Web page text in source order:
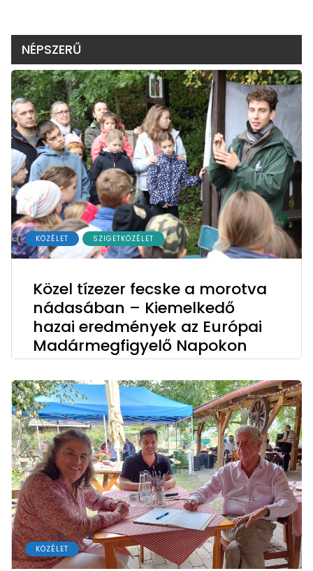
NÉPSZERŰ
KÖZÉLET SZIGETKÖZÉLET
Közel tízezer fecske a morotva
nádasában – Kiemelkedő
hazai eredmények az Európai
Madármegfigyelő Napokon
KÖZÉLET